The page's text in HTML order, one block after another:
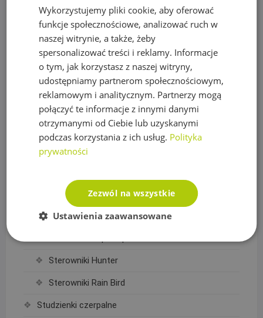
Rury PE
Siatki na krety, Akcesoria
Siatka na krety
Sterowanie nawadnianiem
Czujniki, wyłączniki nawadniania
Elektrozawory
Przewody sterownicze
Sterowniki Nawadniania
Sterowniki Hunter
Sterowniki Rain Bird
Studzienki czerpalne
Wykorzystujemy pliki cookie, aby oferować
funkcje społecznościowe, analizować ruch w
naszej witrynie, a także, żeby
spersonalizować treści i reklamy. Informacje
o tym, jak korzystasz z naszej witryny,
udostępniamy partnerom społecznościowym,
reklamowym i analitycznym. Partnerzy mogą
połączyć te informacje z innymi danymi
otrzymanymi od Ciebie lub uzyskanymi
podczas korzystania z ich usług. Polityka
prywatności
Zezwól na wszystkie
Ustawienia zaawansowane